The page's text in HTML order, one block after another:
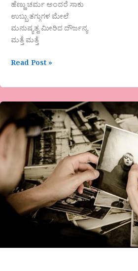
ಹೆಣ್ಣು ಚರ್ಮ ಅಂದರೆ ಸಾಕು
ಉಬ್ಬು ತಗ್ಗುಗಳ ಮೇಲೆ
ಮನುಷ್ಯತ್ವ ಮೀರಿದ ದೌರ್ಜನ್ಯ
ಮತ್ತೆ ಮತ್ತೆ
Read Post »
ಡೋ.ನಾ.ವೆಂಕಟೇಶ-
ನೆನಪುಗಳು
ಮುಗಿ
ಬಿದ್ದಾಗ